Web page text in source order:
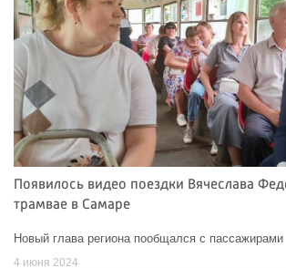
Появилось видео поездки Вячеслава
трамвае в Самаре
Новый глава региона пообщался с пассажирами
4 июня 2024